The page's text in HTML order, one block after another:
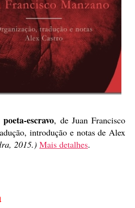
escravo, de Juan Francisco
introdução e notas de Alex
2015.) Mais detalhes.